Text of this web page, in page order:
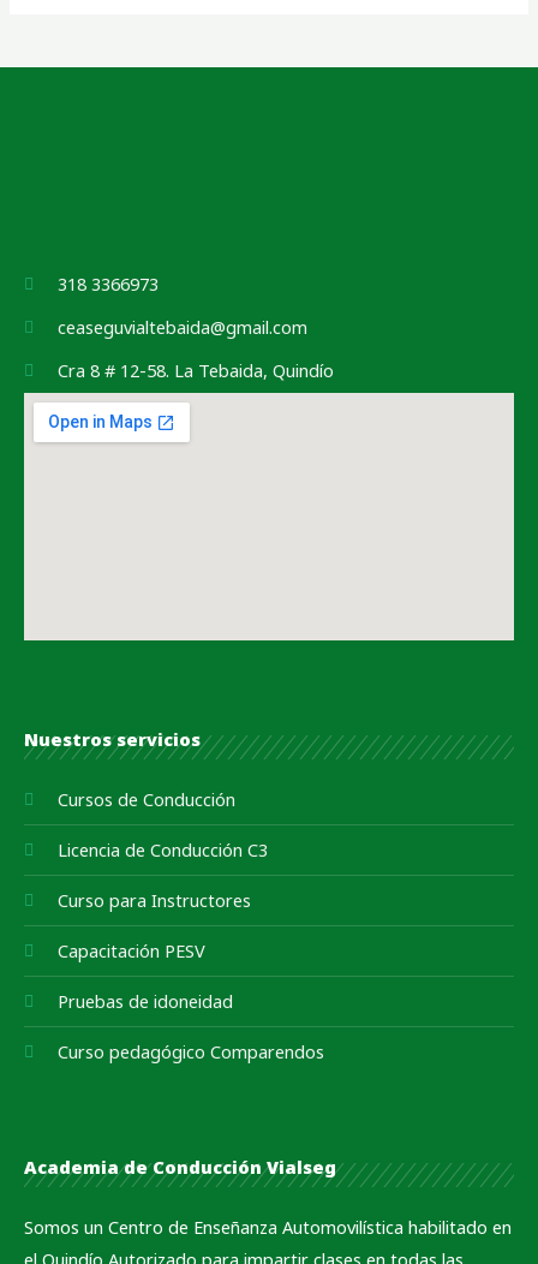
318 3366973
ceaseguvialtebaida@gmail.com
Cra 8 # 12-58. La Tebaida, Quindío
Nuestros servicios
Cursos de Conducción
Licencia de Conducción C3
Curso para Instructores
Capacitación PESV
Pruebas de idoneidad
Curso pedagógico Comparendos
Academia de Conducción Vialseg
Somos un Centro de Enseñanza Automovilística habilitado en